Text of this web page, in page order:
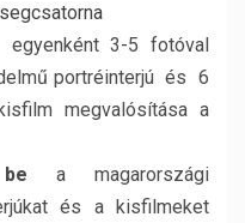
3-5 fotóval
portréinterjú és 6
megvalósítása a
a magarországi
és a kisfilmeket